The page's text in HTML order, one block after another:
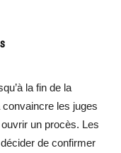
la fin de la
les juges
un procès. Les
de confirmer